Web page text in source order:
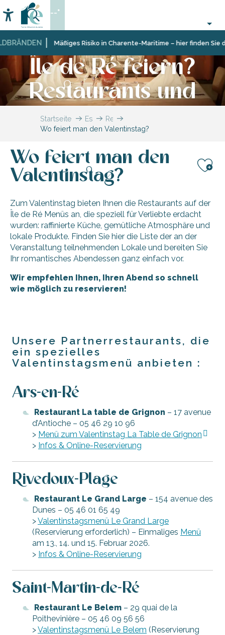
au
contenu
principal
Mäßiges Risiko in Charente-Maritime – hier finden Sie
Accessibilité
Suche
--°
Wo kann man den
Valentinstag auf der
Île de Ré feiern?
Restaurants und
spezielle Menüs
Startseite
Essen
gehen
Restaurants
und
Wo feiert man den Valentinstag?
Wo feiert man den
Valentinstag?
Zum Valentinstag bieten Ihnen die Restaurants auf der
Île de Ré Menüs an, die speziell für Verliebte erdacht
wurden: raffinierte Küche, gemütliche Atmosphäre und
lokale Produkte. Finden Sie hier die Liste der an der
Veranstaltung teilnehmenden Lokale und bereiten Sie
Ihr romantisches Abendessen ganz einfach vor.
Wir empfehlen Ihnen, Ihren Abend so schnell
wie möglich zu reservieren!
Unsere Partnerrestaurants, die
ein spezielles
Valentinstagsmenü anbieten :
Ars-en-Ré
Restaurant La table de Grignon – 17 avenue
d’Antioche – 05 46 29 10 96
> Menü zum Valentinstag La Table de Grignon
> Infos & Online-Reservierung
Rivedoux-Plage
Restaurant Le Grand Large – 154 avenue des
Dunes – 05 46 01 65 49
>Valentinstagsmenü Le Grand Large
(Reservierung erforderlich) – Einmaliges Menü
am 13., 14. und 15. Februar 2026.
> Infos & Online-Reservierung
Saint-Martin-de-Ré
Restaurant Le Belem – 29 quai de la
Poithevinière – 05 46 09 56 56
>Valentinstagsmenü Le Belem (Reservierung